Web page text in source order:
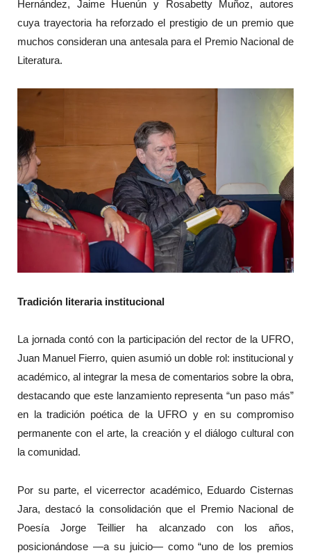
Hernández, Jaime Huenún y Rosabetty Muñoz, autores
cuya trayectoria ha reforzado el prestigio de un premio que
muchos consideran una antesala para el Premio Nacional de
Literatura.
Tradición literaria institucional
La jornada contó con la participación del rector de la UFRO,
Juan Manuel Fierro, quien asumió un doble rol: institucional y
académico, al integrar la mesa de comentarios sobre la obra,
destacando que este lanzamiento representa “un paso más”
en la tradición poética de la UFRO y en su compromiso
permanente con el arte, la creación y el diálogo cultural con
la comunidad.
Por su parte, el vicerrector académico, Eduardo Cisternas
Jara, destacó la consolidación que el Premio Nacional de
Poesía Jorge Teillier ha alcanzado con los años,
posicionándose —a su juicio— como “uno de los premios